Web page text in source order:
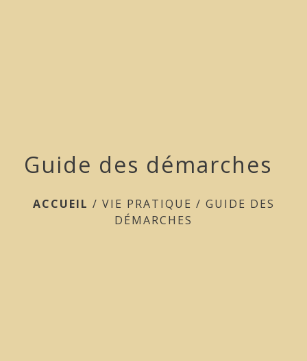
Guide des démarches
ACCUEIL / VIE PRATIQUE / GUIDE DES
DÉMARCHES